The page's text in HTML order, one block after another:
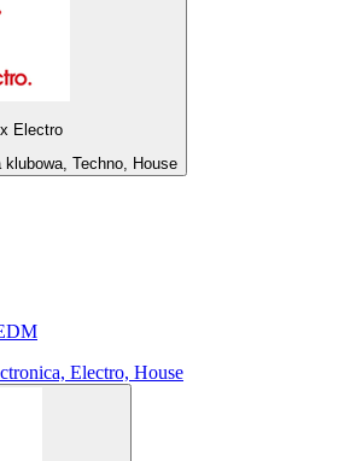
Electro
Techno, House
Electro, House